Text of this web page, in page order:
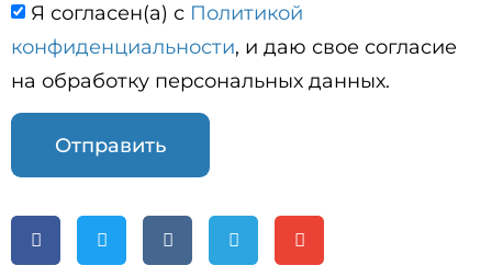
Я согласен(а) с Политикой
конфиденциальности, и даю свое согласие
на обработку персональных данных.
Отправить